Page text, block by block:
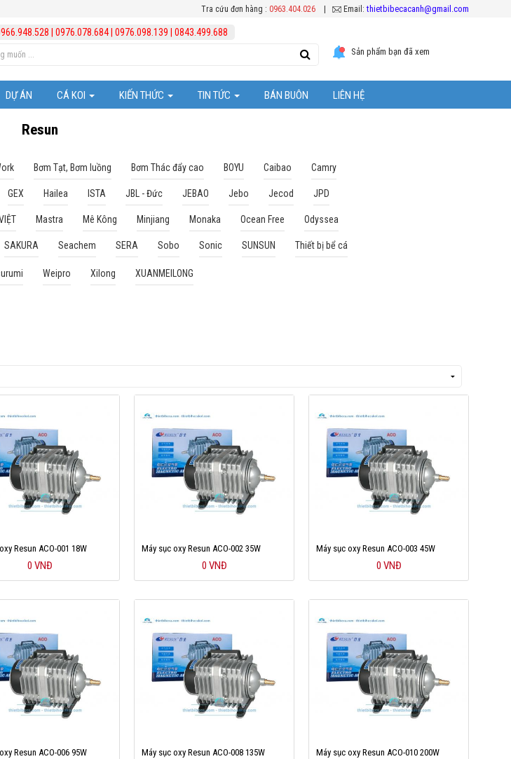
Tra cứu đơn hàng : 0963.404.026 Email:thietbibecacanh@gmail.com
Sản phẩm bạn đã xem
|0976.078.684|0976.098.139 |0843.499.688
DỰ ÁN CÁ KOI
Cá Koi Nhật Bản
KIẾN THỨC
Những chú ý trong việc chăm sóc cá Koi
Kiến thức hồ cá Koi
Kiến thức chăm sóc bể cá cảnh
TIN TỨC
Khuyến mại
BÁN BUÔN LIÊN HỆ
Resun
Bơm Tạt, Bơm luồng Bơm Thác đẩy cao BOYU Caibao Camry
GEX Hailea ISTA JBL - Đức JEBAO Jebo Jecod JPD
Mastra Mê Kông Minjiang Monaka Ocean Free Odyssea
SAKURA Seachem SERA Sobo Sonic SUNSUN Thiết bị bể cá
Weipro Xilong XUANMEILONG
Resun ACO-001 18W
0 VNĐ
Máy sục oxy Resun ACO-002 35W
0 VNĐ
Máy sục oxy Resun ACO-003 45W
0 VNĐ
Resun ACO-006 95W Máy sục oxy Resun ACO-008 135W Máy sục oxy Resun ACO-010 200W